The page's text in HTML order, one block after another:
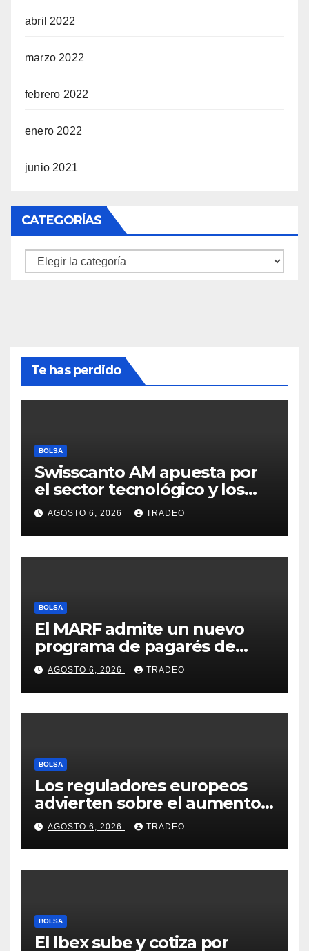
abril 2022
marzo 2022
febrero 2022
enero 2022
junio 2021
CATEGORÍAS
Categorías
Te has perdido
BOLSA
Swisscanto AM apuesta por
el sector tecnológico y los
valores cíclicos para ganar en
bolsa
AGOSTO 6, 2026 TRADEO
BOLSA
El MARF admite un nuevo
programa de pagarés de
Seresco por 20 millones de
euros
AGOSTO 6, 2026 TRADEO
BOLSA
Los reguladores europeos
advierten sobre el aumento
del fraude con criptos tras la
llegada de MiCA
AGOSTO 6, 2026 TRADEO
BOLSA
El Ibex sube y cotiza por